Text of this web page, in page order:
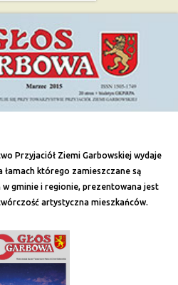
Przyjaciół Ziemi Garbowskiej wydaje
łamach którego zamieszczane są
gminie i regionie, prezentowana jest
artystyczna mieszkańców.